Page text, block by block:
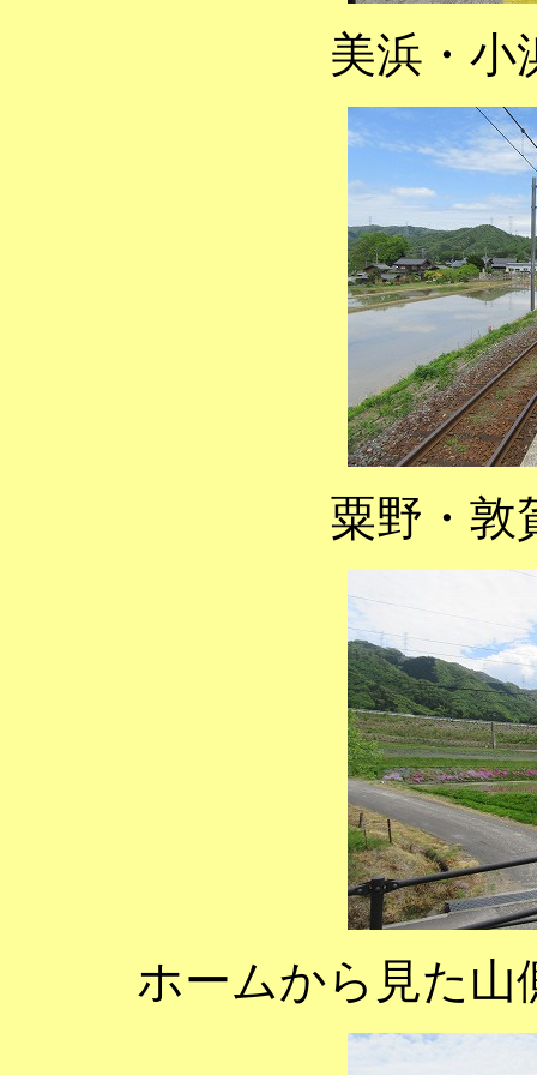
美浜・小
粟野・敦
ホームから見た山